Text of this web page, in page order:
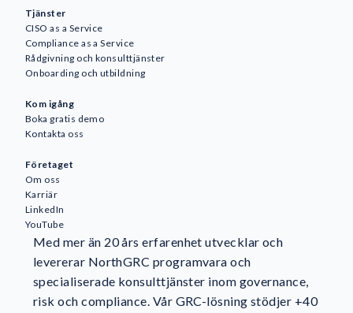
Awareness
Affärskontinuitet och robusthet
GDPR och dataskydd
ESG
NorthGRC och branschnyheter
Riskhantering
Kundberättelser
Tjänster
CISO as a Service
Compliance as a Service
Rådgivning och konsulttjänster
Onboarding och utbildning
Kom igång
Boka gratis demo
Kontakta oss
Företaget
Om oss
Karriär
LinkedIn
YouTube
Med mer än 20 års erfarenhet utvecklar och
levererar NorthGRC programvara och
specialiserade konsulttjänster inom governance,
risk och compliance. Vår GRC-lösning stödjer +40